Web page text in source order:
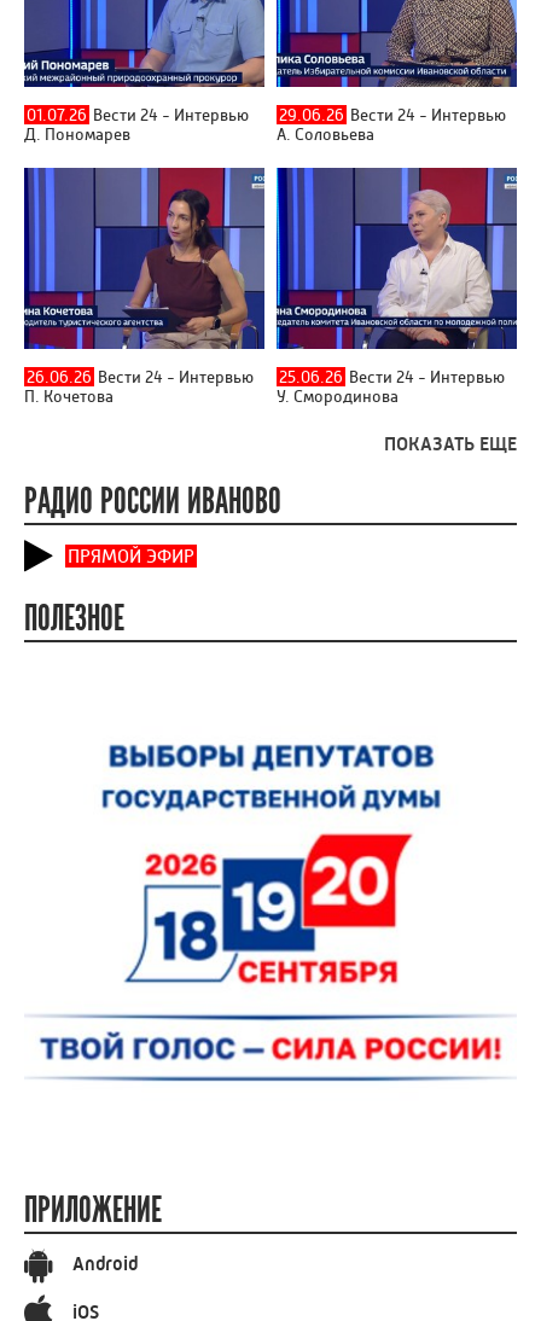
01.07.26 Вести 24 - Интервью
Д. Пономарев
29.06.26 Вести 24 - Интервью
А. Соловьева
26.06.26 Вести 24 - Интервью
П. Кочетова
25.06.26 Вести 24 - Интервью
У. Смородинова
ПОКАЗАТЬ ЕЩЕ
РАДИО РОССИИ ИВАНОВО
ПРЯМОЙ ЭФИР
ПОЛЕЗНОЕ
ПРИЛОЖЕНИЕ
Android
iOS